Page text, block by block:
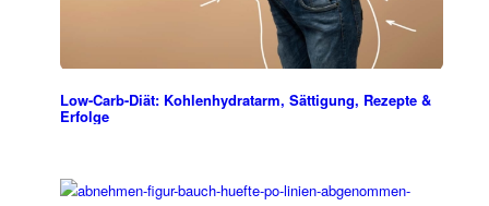
Low-Carb-Diät: Kohlenhydratarm, Sättigung, Rezepte &
Erfolge